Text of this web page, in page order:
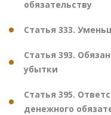
обязательству
Статья 333.
Статья 393.
убытки
Статья 395.
денежного